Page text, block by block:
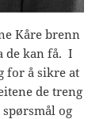
Kåre brenn
de kan få. I
for å sikre at
de treng
og